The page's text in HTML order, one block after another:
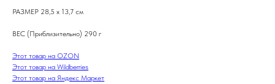
РАЗМЕР 28,5 x 13,7 см
ВЕС (Приблизительно) 290 г
Этот товар на OZON
Этот товар на Wildberries
Этот товар на Яндекс Маркет